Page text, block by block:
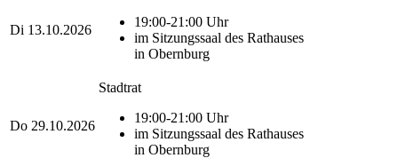
Di 13.10.2026
19:00-21:00 Uhr
im Sitzungssaal des Rathauses
in Obernburg
Do 29.10.2026
Stadtrat
19:00-21:00 Uhr
im Sitzungssaal des Rathauses
in Obernburg